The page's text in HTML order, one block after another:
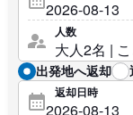
人数
出発地へ返却
返却日時